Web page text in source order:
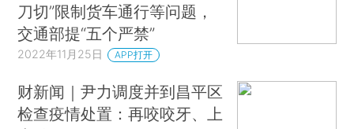
刀切”限制货车通行等问题，
交通部提“五个严禁”
2022年11月25日 APP打开
财新闻｜尹力调度并到昌平区
检查疫情处置：再咬咬牙、上